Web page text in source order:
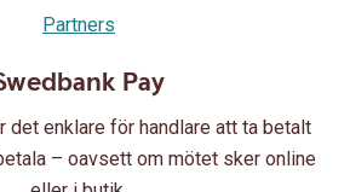
Pay
det enklare för handlare att ta betalt
– oavsett om mötet sker online
Partners